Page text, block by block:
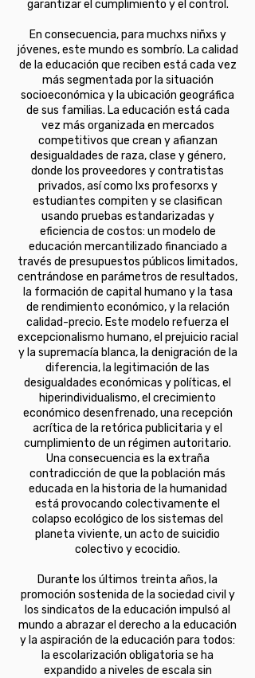
garantizar el cumplimiento y el control.
En consecuencia, para muchxs niñxs y
jóvenes, este mundo es sombrío. La calidad
de la educación que reciben está cada vez
más segmentada por la situación
socioeconómica y la ubicación geográfica
de sus familias. La educación está cada
vez más organizada en mercados
competitivos que crean y afianzan
desigualdades de raza, clase y género,
donde los proveedores y contratistas
privados, así como lxs profesorxs y
estudiantes compiten y se clasifican
usando pruebas estandarizadas y
eficiencia de costos: un modelo de
educación mercantilizado financiado a
través de presupuestos públicos limitados,
centrándose en parámetros de resultados,
la formación de capital humano y la tasa
de rendimiento económico, y la relación
calidad-precio. Este modelo refuerza el
excepcionalismo humano, el prejuicio racial
y la supremacía blanca, la denigración de la
diferencia, la legitimación de las
desigualdades económicas y políticas, el
hiperindividualismo, el crecimiento
económico desenfrenado, una recepción
acrítica de la retórica publicitaria y el
cumplimiento de un régimen autoritario.
Una consecuencia es la extraña
contradicción de que la población más
educada en la historia de la humanidad
está provocando colectivamente el
colapso ecológico de los sistemas del
planeta viviente, un acto de suicidio
colectivo y ecocidio.
Durante los últimos treinta años, la
promoción sostenida de la sociedad civil y
los sindicatos de la educación impulsó al
mundo a abrazar el derecho a la educación
y la aspiración de la educación para todos:
la escolarización obligatoria se ha
expandido a niveles de escala sin